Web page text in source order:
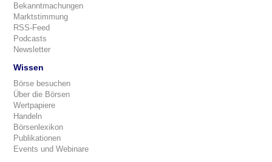
Bekanntmachungen
Marktstimmung
RSS-Feed
Podcasts
Newsletter
Wissen
Börse besuchen
Über die Börsen
Wertpapiere
Handeln
Börsenlexikon
Publikationen
Events und Webinare